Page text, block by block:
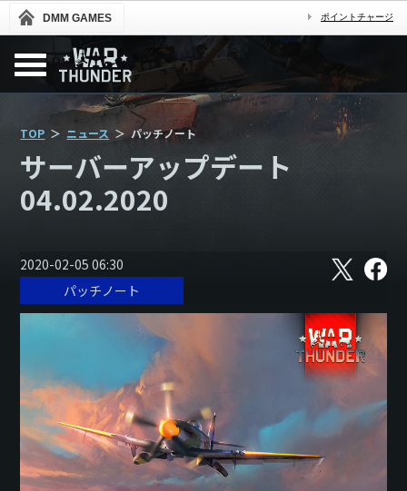
DMM GAMES ポイントチャージ
TOP ニュース パッチノート
サーバーアップデート
04.02.2020
2020-02-05 06:30 X フ
ェ
ス
ブ
ッ
ク
パッチノート